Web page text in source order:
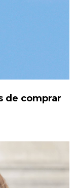
de comprar